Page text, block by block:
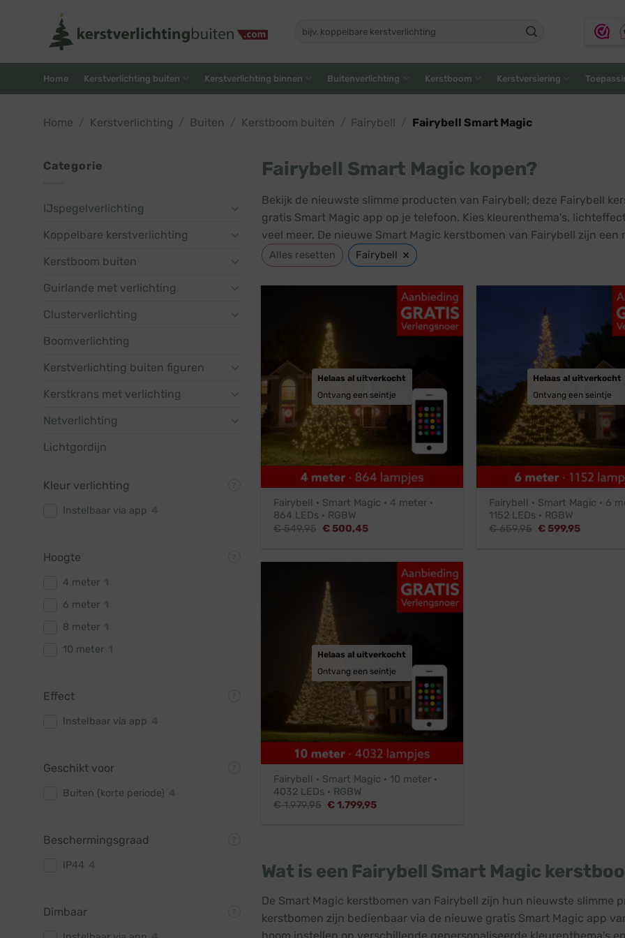
naar:
Home Kerstverlichting buiten Kerstverlichting binnen Buitenverlichting Kerstboom Kerstversiering
Home Kerstverlichting Buiten Kerstboom buiten Fairybell Fairybell Smart Magic
Categorie
IJspegelverlichting
Koppelbare kerstverlichting
Kerstboom buiten
Guirlande met verlichting
Clusterverlichting
Boomverlichting
Kerstverlichting buiten figuren
Kerstkrans met verlichting
Netverlichting
Lichtgordijn
Kleur verlichting
Instelbaar via app
Hoogte
4 meter
6 meter
8 meter
10 meter
Effect
Instelbaar via app
Geschikt voor
Buiten (korte periode)
Beschermingsgraad
IP44
Dimbaar
Fairybell Smart Magic kopen?
Bekijk de nieuwste slimme producten van Fairybell; deze Fairybell
gratis Smart Magic app op je telefoon. Kies kleurenthema's,
veel meer. De nieuwe Smart Magic kerstbomen van Fairybell zijn een
Alles resetten Fairybell ×
Helaas al uitverkocht
Ontvang een seintje
Fairybell · Smart Magic · 4 meter ·
864 LEDs · RGBW
€549,95 Oorspronkelijke
€500,45Huidige
Helaas al uitverkocht
Ontvang een seintje
Fairybell · Smart Magic · 6
1152 LEDs · RGBW
€659,95 Oorspronkelijke
€599,95Huidige
Helaas al uitverkocht
Ontvang een seintje
Fairybell · Smart Magic · 10 meter ·
4032 LEDs · RGBW
€1.979,95 Oorspronkelijke
€1.799,95Huidige
Wat is een Fairybell Smart Magic
De Smart Magic kerstbomen van Fairybell zijn hun nieuwste slimme
kerstbomen zijn bedienbaar via de nieuwe gratis Smart Magic app
boom instellen op verschillende gepersonaliseerde kleurenthema's